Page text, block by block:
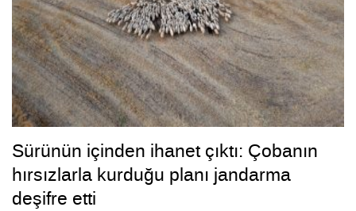
Sürünün içinden ihanet çıktı: Çobanın
hırsızlarla kurduğu planı jandarma
deşifre etti